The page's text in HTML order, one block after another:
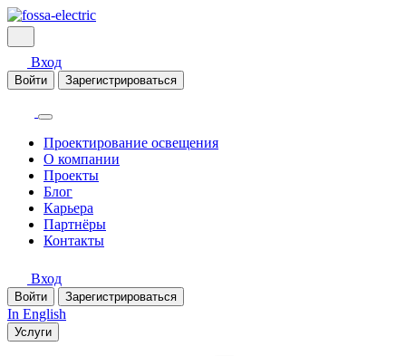
Вход
Войти Зарегистрироваться
Проектирование освещения
О компании
Проекты
Блог
Карьера
Партнёры
Контакты
Вход
Войти Зарегистрироваться
In English
Услуги